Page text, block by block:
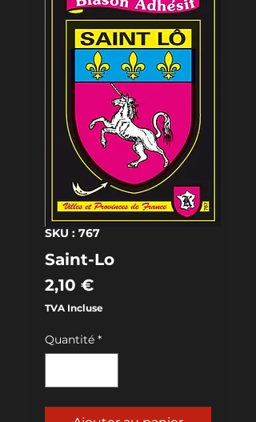
SKU : 767
Saint-Lo
2,10 €Prix
TVA Incluse
Quantité *